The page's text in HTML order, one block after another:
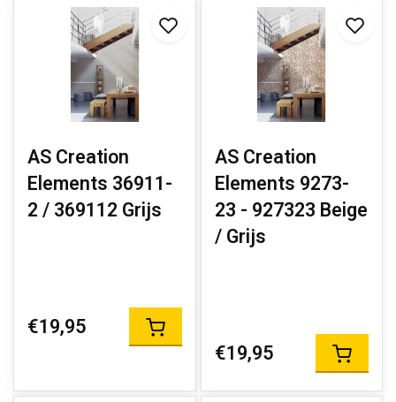
AS Creation
Elements 36911-
2 / 369112 Grijs
€19,95
AS Creation
Elements 9273-
23 - 927323 Beige
/ Grijs
€19,95